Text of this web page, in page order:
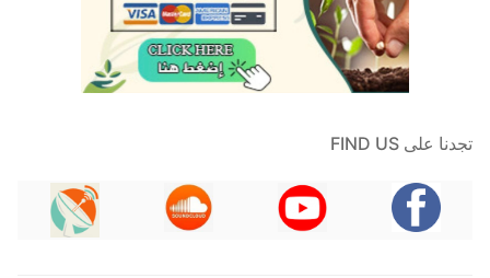
تجدنا على FIND US